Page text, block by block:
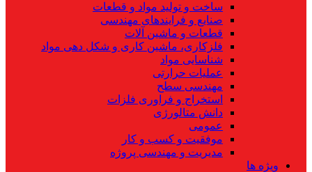
ساخت و تولید مواد و قطعات
صنایع و فرایندهای مهندسی
قطعات و ماشین آلات
فلزکاری، ماشین کاری و شکل دهی مواد
شناسایی مواد
عملیات حرارتی
مهندسی سطح
استخراج و فراوری فلزات
دانش متالورژی
عمومی
موفقیت و کسب و کار
مدیریت و مهندسی پروژه
ویژه ها